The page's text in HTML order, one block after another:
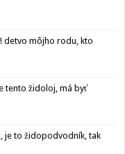
detvo môjho rodu, kto
tento židoloj, má byť
je to židopodvodník, tak